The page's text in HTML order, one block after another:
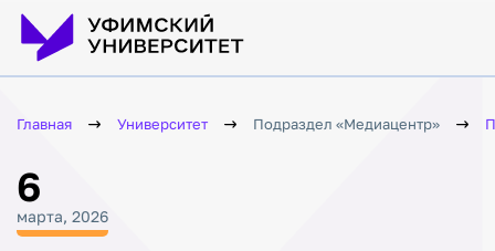
Главная Университет Подраздел «Медиацентр»
6
марта, 2026